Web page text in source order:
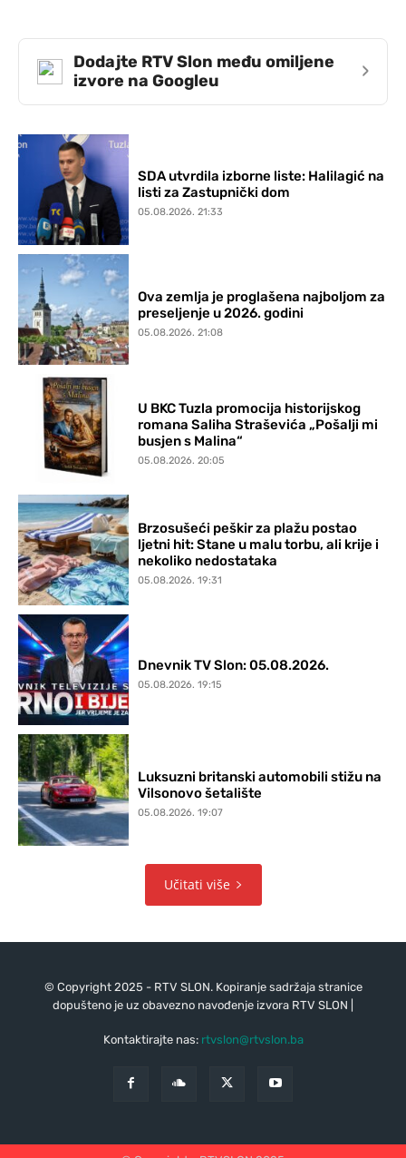
Dodajte RTV Slon među omiljene
izvore na Googleu
›
SDA utvrdila izborne liste: Halilagić na
listi za Zastupnički dom
05.08.2026. 21:33
Ova zemlja je proglašena najboljom za
preseljenje u 2026. godini
05.08.2026. 21:08
U BKC Tuzla promocija historijskog
romana Saliha Straševića „Pošalji mi
busjen s Malina“
05.08.2026. 20:05
Brzosušeći peškir za plažu postao
ljetni hit: Stane u malu torbu, ali krije i
nekoliko nedostataka
05.08.2026. 19:31
Dnevnik TV Slon: 05.08.2026.
05.08.2026. 19:15
Luksuzni britanski automobili stižu na
Vilsonovo šetalište
05.08.2026. 19:07
Učitati više
© Copyright 2025 - RTV SLON. Kopiranje sadržaja stranice
dopušteno je uz obavezno navođenje izvora RTV SLON |
Kontaktirajte nas: rtvslon@rtvslon.ba